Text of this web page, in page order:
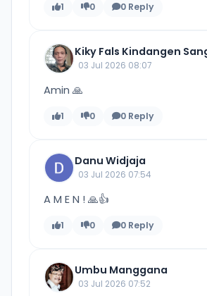
1 0 0 Reply
Kiky Fals Kindangen
03 Jul 2026 08:07
Amin 🙏
1 0 0 Reply
Danu Widjaja
03 Jul 2026 07:54
A M E N ! 🙏👍
1 0 0 Reply
Umbu Manggana
03 Jul 2026 07:52